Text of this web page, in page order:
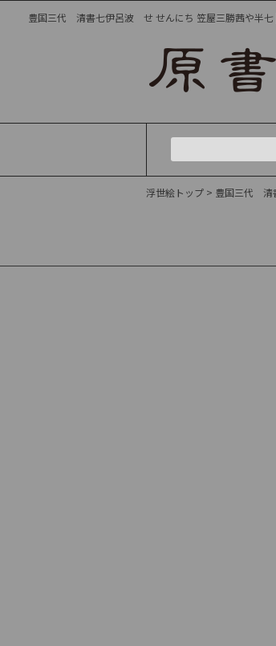
豊国三代 清書七伊呂波 せ せんにち 笠屋三勝茜や半七
浮世絵トップ > 豊国三代 清